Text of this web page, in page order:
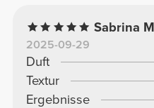
Sabrina
2025-09-29
Duft
Textur
Ergebnisse